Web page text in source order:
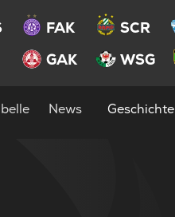
FAK SCR
GAK WSG
News Geschichte